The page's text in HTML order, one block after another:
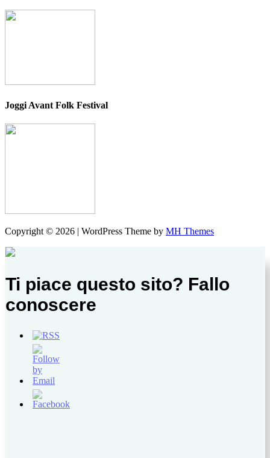
Joggi Avant Folk Festival
Copyright © 2026 | WordPress Theme by MH Themes
Ti piace questo sito? Fallo
conoscere